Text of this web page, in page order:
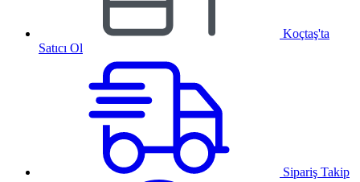
Koçtaş'ta
Satıcı Ol
Sipariş Takip